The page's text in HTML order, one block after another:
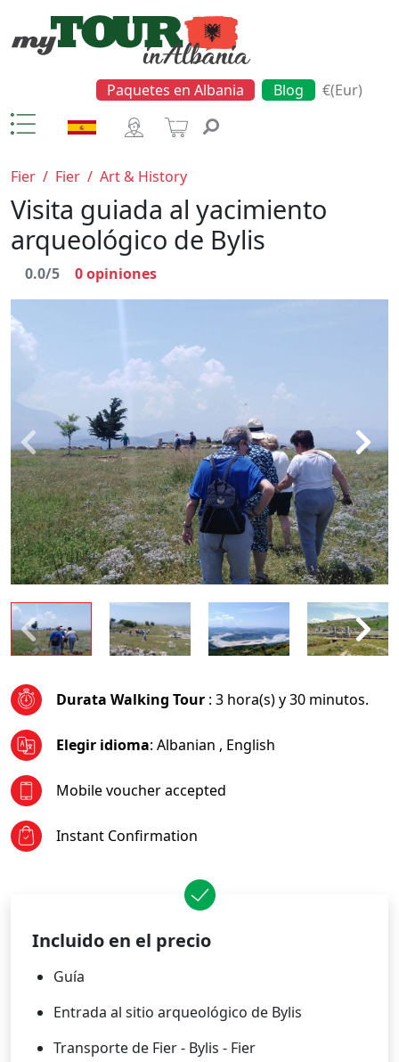
Paquetes en Albania Blog €(Eur)
Fier / Fier / Art & History
Visita guiada al yacimiento
arqueológico de Bylis
0.0/5 0opiniones
Durata Walking Tour : 3 hora(s) y 30 minutos.
Elegir idioma: Albanian , English
Mobile voucher accepted
Instant Confirmation
Incluido en el precio
Guía
Entrada al sitio arqueológico de Bylis
Transporte de Fier - Bylis - Fier